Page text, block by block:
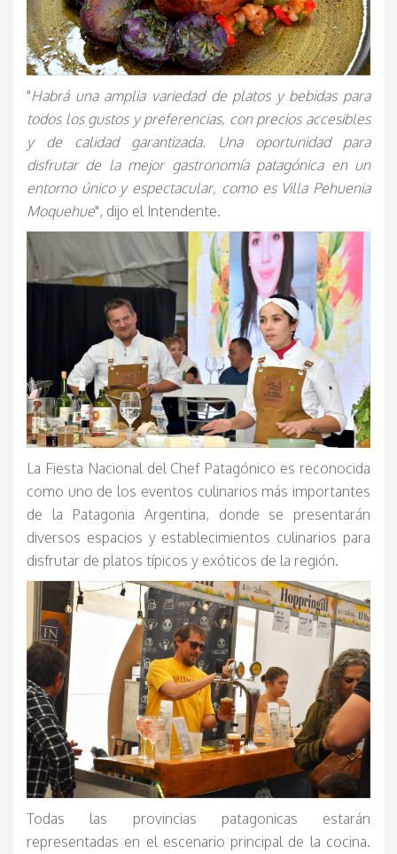
"Habrá una amplia variedad de platos y bebidas para
todos los gustos y preferencias, con precios accesibles
y de calidad garantizada. Una oportunidad para
disfrutar de la mejor gastronomía patagónica en un
entorno único y espectacular, como es Villa Pehuenia
Moquehue", dijo el Intendente.
La Fiesta Nacional del Chef Patagónico es reconocida
como uno de los eventos culinarios más importantes
de la Patagonia Argentina, donde se presentarán
diversos espacios y establecimientos culinarios para
disfrutar de platos típicos y exóticos de la región.
Todas las provincias patagonicas estarán
representadas en el escenario principal de la cocina.